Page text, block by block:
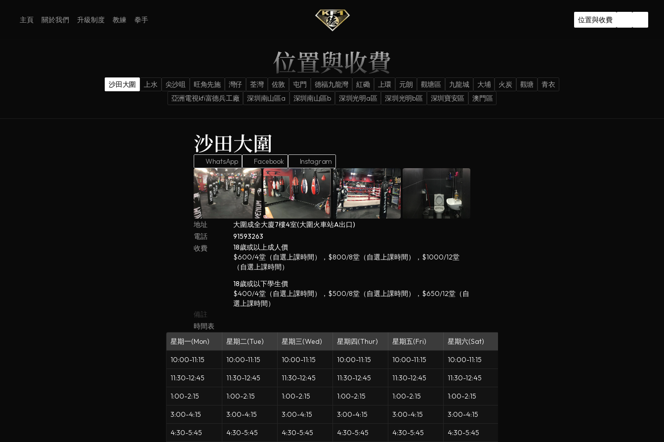
位置與收費
沙田大圍 上水 尖沙咀 旺角先施 灣仔 荃灣 佐敦 屯門 德福九龍灣 紅磡 上環 元朗 觀塘區 九龍城 大埔 火炭 觀塘
青衣
亞洲電視kfi富德兵工廠
深圳南山區a 深圳南山區b 深圳光明a區 深圳光明b區 深圳寶安區 澳門區
沙田大圍
WhatsApp Facebook Instagram
地址
大圍成全大廈7樓4室(大圍火車站A出口)
電話
91593263
收費
18歲或以上成人價
$600/4堂（自選上課時間），$800/8堂（自選上課時間），$1000/12堂
（自選上課時間）
18歲或以下學生價
$400/4堂（自選上課時間），$500/8堂（自選上課時間），$650/12堂（自
選上課時間）
備註
時間表
星期一(Mon)
星期二(Tue) 星期三(Wed) 星期四(Thur) 星期五(Fri) 星期六(Sat)
10:00-11:15 10:00-11:15 10:00-11:15 10:00-11:15 10:00-11:15 10:00-11:15
11:30-12:45 11:30-12:45 11:30-12:45 11:30-12:45 11:30-12:45 11:30-12:45
1:00-2:15 1:00-2:15 1:00-2:15 1:00-2:15 1:00-2:15 1:00-2:15
3:00-4:15 3:00-4:15 3:00-4:15 3:00-4:15 3:00-4:15 3:00-4:15
4:30-5:45 4:30-5:45 4:30-5:45 4:30-5:45 4:30-5:45 4:30-5:45
主頁 關於我們 升級制度 教練 拳手 位置與收費